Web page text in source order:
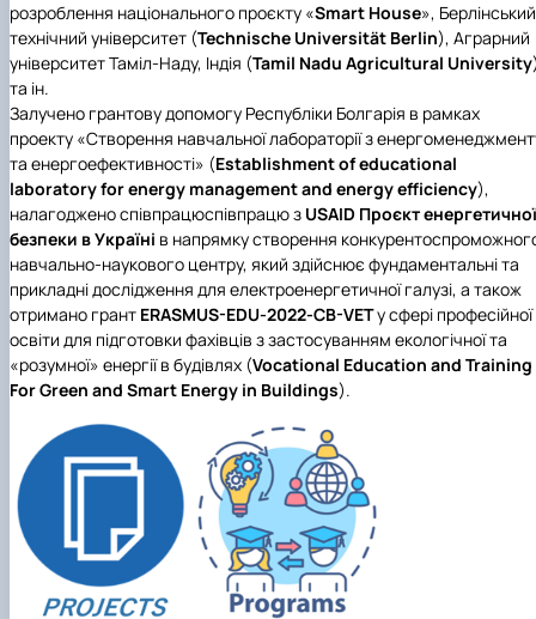
Новини
розроблення національного проєкту «Smart House», Берлінський
технічний університет (Technische Universität Berlin), Аграрний
університет Таміл-Наду, Індія (Tamil Nadu Agricultural University
та ін.
Залучено грантову допомогу Республіки Болгарія в рамках
проекту «Створення навчальної лабораторії з
та енергоефективності» (Establishment of educational
laboratory for energy management and energy efficiency),
налагоджено співпрацюспівпрацю з USAID Проєкт енергетичної
безпеки в Україні в напрямку створення
навчально-наукового центру, який здійснює фундаментальні та
прикладні дослідження для електроенергетичної галузі, а також
отримано грант ERASMUS-EDU-2022-CB-VETу сфері професійної
освіти для підготовки фахівців з застосуванням екологічної та
«розумної» енергії в будівлях (Vocational Education and Training
For Green and Smart Energy in Buildings).